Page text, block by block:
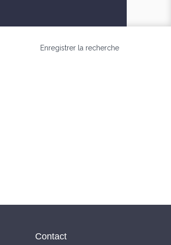
Enregistrer la recherche
Contact